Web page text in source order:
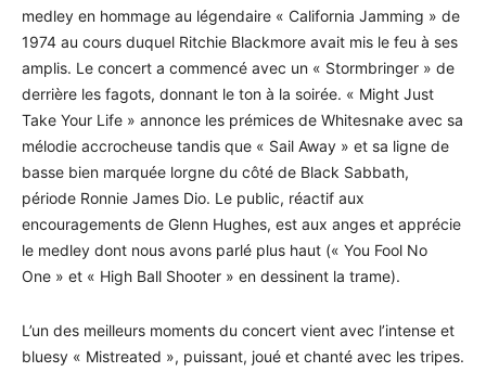
medley en hommage au légendaire « California Jamming » de
1974 au cours duquel Ritchie Blackmore avait mis le feu à ses
amplis. Le concert a commencé avec un « Stormbringer » de
derrière les fagots, donnant le ton à la soirée. « Might Just
Take Your Life » annonce les prémices de Whitesnake avec sa
mélodie accrocheuse tandis que « Sail Away » et sa ligne de
basse bien marquée lorgne du côté de Black Sabbath,
période Ronnie James Dio. Le public, réactif aux
encouragements de Glenn Hughes, est aux anges et apprécie
le medley dont nous avons parlé plus haut (« You Fool No
One » et « High Ball Shooter » en dessinent la trame).
L’un des meilleurs moments du concert vient avec l’intense et
bluesy « Mistreated », puissant, joué et chanté avec les tripes.